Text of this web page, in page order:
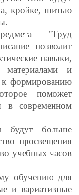
кройке, шитью
"Труд
позволит
навыки,
материалами и
формированию
поможет
в современном
больше
просвещения
учебных часов
обучению для
и вариативные